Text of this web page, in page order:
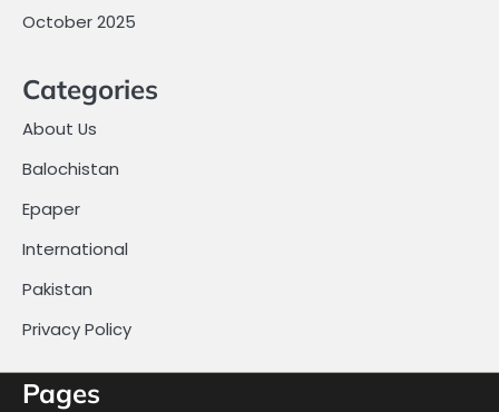
October 2025
Categories
About Us
Balochistan
Epaper
International
Pakistan
Privacy Policy
Pages